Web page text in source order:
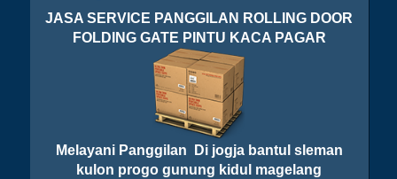
JASA SERVICE PANGGILAN ROLLING DOOR
FOLDING GATE PINTU KACA PAGAR
Melayani Panggilan Di jogja bantul sleman
kulon progo gunung kidul magelang